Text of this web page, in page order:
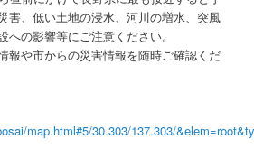
害、低い土地の浸水、河川の増水、突風
への影響等にご注意ください。
報や市からの災害情報を随時ご確認くだ
map.html#5/30.303/137.303/